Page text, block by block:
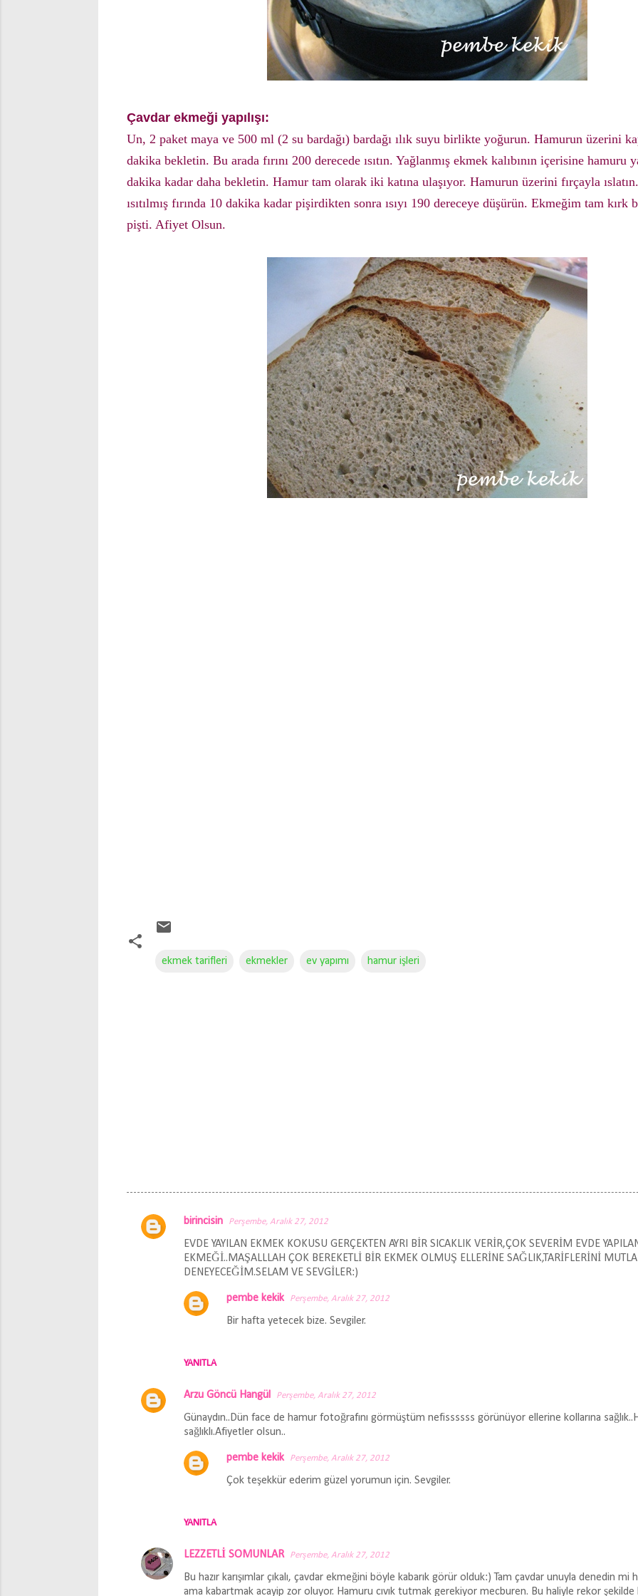
Çavdar ekmeği yapılışı:
Un, 2 paket maya ve 500 ml (2 su bardağı) bardağı ılık suyu birlikte yoğurun. Hamurun üzerini
dakika bekletin. Bu arada fırını 200 derecede ısıtın. Yağlanmış ekmek kalıbının içerisine hamuru
dakika kadar daha bekletin. Hamur tam olarak iki katına ulaşıyor. Hamurun üzerini fırçayla
ısıtılmış fırında 10 dakika kadar pişirdikten sonra ısıyı 190 dereceye düşürün. Ekmeğim tam kırk
pişti. Afiyet Olsun.
ekmek tarifleri ekmekler ev yapımı hamur işleri
Y
birincisin Perşembe, Aralık 27, 2012
EVDE YAYILAN EKMEK KOKUSU GERÇEKTEN AYRI BİR SICAKLIK VERİR,ÇOK SEVERİM EVDE
EKMEĞİ..MAŞALLLAH ÇOK BEREKETLİ BİR EKMEK OLMUŞ ELLERİNE SAĞLIK,TARİFLERİNİ
DENEYECEĞİM.SELAM VE SEVGİLER:)
YANITLA
pembe kekik Perşembe, Aralık 27, 2012
Bir hafta yetecek bize. Sevgiler.
Arzu Göncü Hangül Perşembe, Aralık 27, 2012
Günaydın..Dün face de hamur fotoğrafını görmüştüm nefissssss görünüyor ellerine kollarına
sağlıklı.Afiyetler olsun..
YANITLA
pembe kekik Perşembe, Aralık 27, 2012
Çok teşekkür ederim güzel yorumun için. Sevgiler.
LEZZETLİ SOMUNLAR Perşembe, Aralık 27, 2012
Bu hazır karışımlar çıkalı, çavdar ekmeğini böyle kabarık görür olduk:) Tam çavdar unuyla denedin mi
ama kabartmak acayip zor oluyor. Hamuru cıvık tutmak gerekiyor mecburen. Bu haliyle rekor şekilde